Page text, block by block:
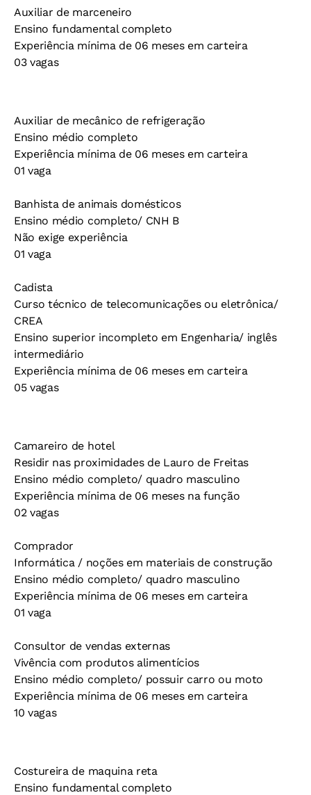
Auxiliar de marceneiro
Ensino fundamental completo
Experiência mínima de 06 meses em carteira
03 vagas
Auxiliar de mecânico de refrigeração
Ensino médio completo
Experiência mínima de 06 meses em carteira
01 vaga
Banhista de animais domésticos
Ensino médio completo/ CNH B
Não exige experiência
01 vaga
Cadista
Curso técnico de telecomunicações ou eletrônica/
CREA
Ensino superior incompleto em Engenharia/ inglês
intermediário
Experiência mínima de 06 meses em carteira
05 vagas
Camareiro de hotel
Residir nas proximidades de Lauro de Freitas
Ensino médio completo/ quadro masculino
Experiência mínima de 06 meses na função
02 vagas
Comprador
Informática / noções em materiais de construção
Ensino médio completo/ quadro masculino
Experiência mínima de 06 meses em carteira
01 vaga
Consultor de vendas externas
Vivência com produtos alimentícios
Ensino médio completo/ possuir carro ou moto
Experiência mínima de 06 meses em carteira
10 vagas
Costureira de maquina reta
Ensino fundamental completo